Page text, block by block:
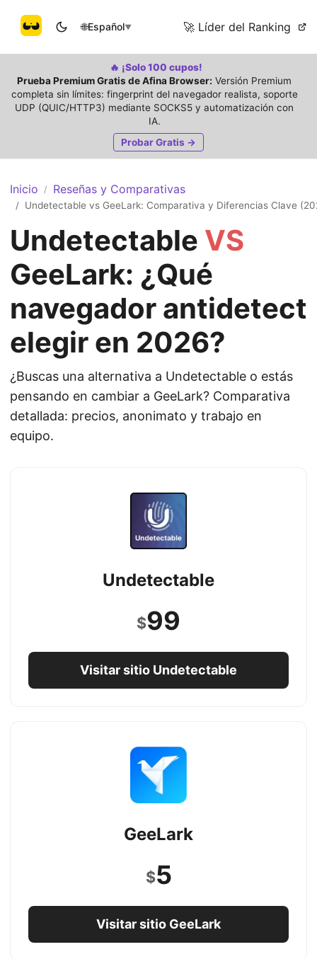
🌐Español▼ 🚀 Líder del Ranking
🔥 ¡Solo 100 cupos!
Prueba Premium Gratis de Afina Browser: Versión Premium
completa sin límites: fingerprint del navegador realista, soporte
UDP (QUIC/HTTP3) mediante SOCKS5 y automatización con
IA.
Probar Gratis →
Inicio / Reseñas y Comparativas
/ Undetectable vs GeeLark: Comparativa y Diferencias Clave
Undetectable VS
GeeLark: ¿Qué
navegador antidetect
elegir en 2026?
¿Buscas una alternativa a Undetectable o estás
pensando en cambiar a GeeLark? Comparativa
detallada: precios, anonimato y trabajo en
equipo.
Undetectable
$99
Visitar sitio Undetectable
GeeLark
$5
Visitar sitio GeeLark